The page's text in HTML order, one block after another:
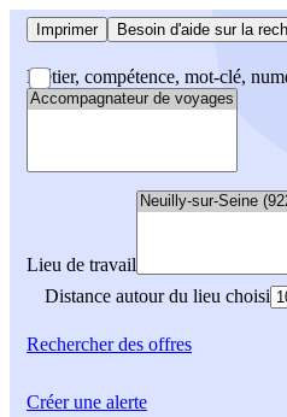
Imprimer Besoin d'aide sur la
Métier, compétence, mot-clé,
Lieu de travail
Distance autour du lieu choisi
Rechercherdes offres
Créer une alerte